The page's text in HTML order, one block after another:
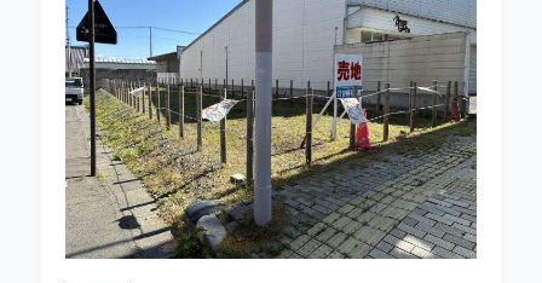
2026-03-17
一関市十二神【西街区Ⅱ】分譲地 残2区画 販
売開始しました！
2026-03-16
★賃料価格改定しました★テナント募集中で
す！XYZ水沢